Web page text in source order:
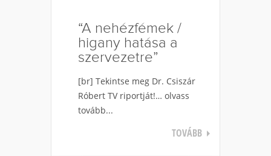
“A nehézfémek /
higany hatása a
szervezetre”
[br] Tekintse meg Dr. Csiszár
Róbert TV riportját!… olvass
tovább...
TOVÁBB